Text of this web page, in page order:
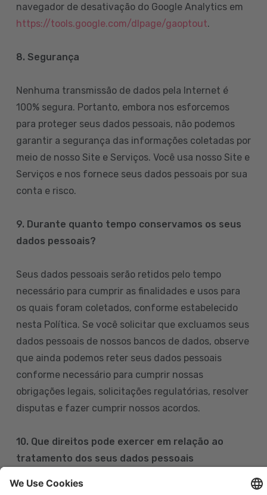
navegador de desativação do Google Analytics em
https://tools.google.com/dlpage/gaoptout.
8. Segurança
Nenhuma transmissão de dados pela Internet é
100% segura. Portanto, embora nos esforcemos
para proteger seus dados pessoais, não podemos
garantir a segurança das informações coletadas por
meio de nosso Site e Serviços. Você usa nosso Site e
Serviços e nos fornece seus dados pessoais por sua
conta e risco.
9. Durante quanto tempo conservamos os seus
dados pessoais?
Seus dados pessoais serão retidos pelo tempo
necessário para cumprir as finalidades e usos para
os quais foram coletados, conforme estabelecido
nesta Política. Se você solicitar que excluamos seus
dados pessoais de nossos bancos de dados, observe
que ainda podemos reter seus dados pessoais
conforme necessário para cumprir nossas
obrigações legais, solicitações regulatórias, resolver
disputas e fazer cumprir nossos acordos.
10. Que direitos pode exercer em relação ao
tratamento dos seus dados pessoais